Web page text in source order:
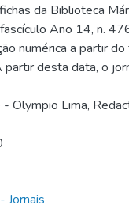
da Biblioteca
Ano 14, n.
numérica a partir
desta data, o
Olympio Lima,
Jornais